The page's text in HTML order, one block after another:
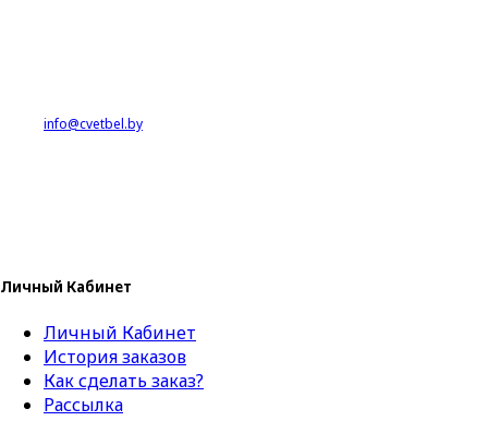
info@cvetbel.by
Личный Кабинет
Личный Кабинет
История заказов
Как сделать заказ?
Рассылка